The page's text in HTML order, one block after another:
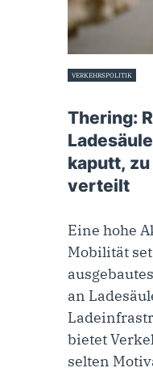
VERKEHRSPOLITIK
Thering:
kaputt,
verteilt
Eine hohe
Mobilität
an
bietet
selten